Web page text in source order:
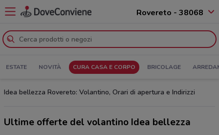
Rovereto - 38068
ESTATE NOVITÀ CURA CASA E CORPO BRICOLAGE
Idea bellezza Rovereto: Volantino, Orari di apertura e Indirizzi
Ultime offerte del volantino Idea bellezza